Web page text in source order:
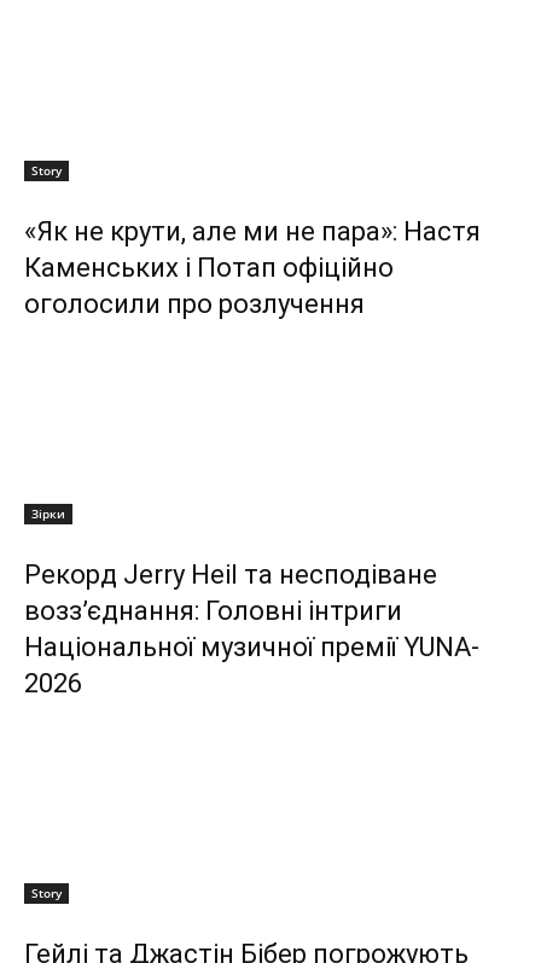
Story
«Як не крути, але ми не пара»: Настя
Каменських і Потап офіційно
оголосили про розлучення
Зірки
Рекорд Jerry Heil та несподіване
возз’єднання: Головні інтриги
Національної музичної премії YUNA-
2026
Story
Гейлі та Джастін Бібер погрожують